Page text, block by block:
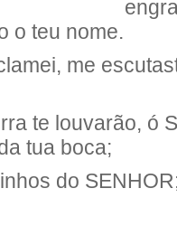
o teu nome.
me
te louvarão, ó
tua boca;
do